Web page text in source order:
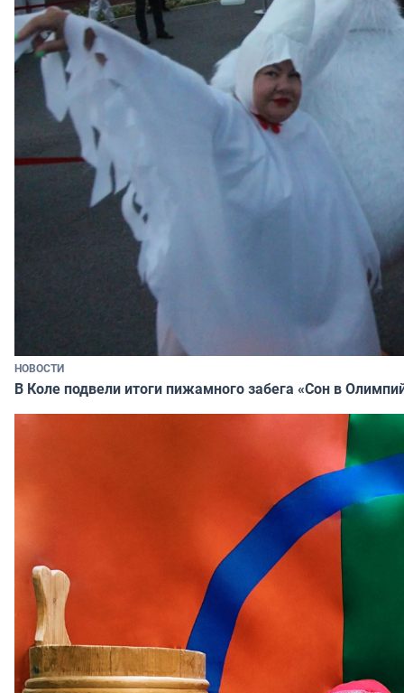
НОВОСТИ
В Коле подвели итоги пижамного забега «Сон в